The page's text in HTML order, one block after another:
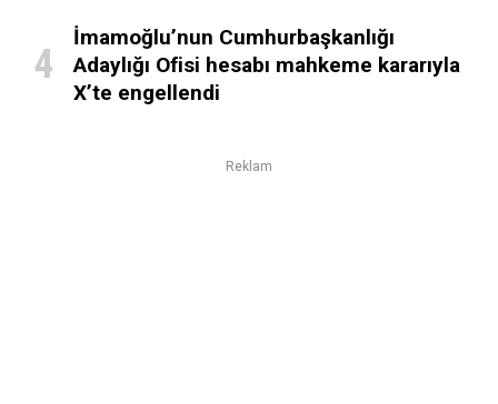
İmamoğlu’nun Cumhurbaşkanlığı
Adaylığı Ofisi hesabı mahkeme kararıyla
X’te engellendi
Reklam